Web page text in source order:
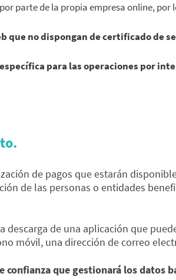
parte de la propia empresa online, por
no dispongan de certificado de
para las operaciones por
de pagos que estarán
de las personas o entidades
de una aplicación que
móvil, una dirección de correo
que gestionará los datos